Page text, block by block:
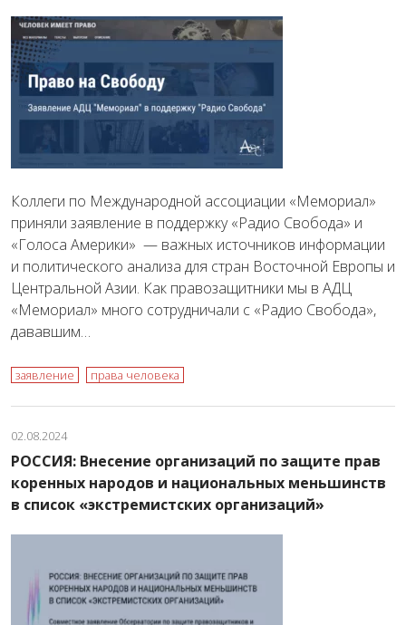
Коллеги по Международной ассоциации «Мемориал»
приняли заявление в поддержку «Радио Свобода» и
«Голоса Америки» — важных источников информации
и политического анализа для стран Восточной Европы и
Центральной Азии. Как правозащитники мы в АДЦ
«Мемориал» много сотрудничали с «Радио Свобода»,
дававшим…
заявление права человека
02.08.2024
РОССИЯ: Внесение организаций по защите прав
коренных народов и национальных меньшинств
в список «экстремистских организаций»